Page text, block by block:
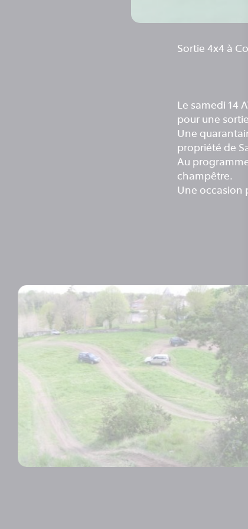
Sortie 4x4 à
Le samedi 14
pour une
Une
propriété de
Au
champêtre.
Une occasion